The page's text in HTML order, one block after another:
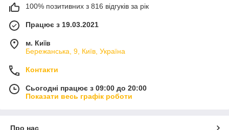
100% позитивних з 816 відгуків за рік
Працює з 19.03.2021
м. Київ
Бережанська, 9, Київ, Україна
Контакти
Сьогодні працює з 09:00 до 20:00
Показати весь графік роботи
Про нас